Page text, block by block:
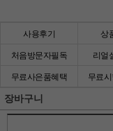
사용후기 상
처음방문자필독 리얼
무료사은품혜택 무료
장바구니